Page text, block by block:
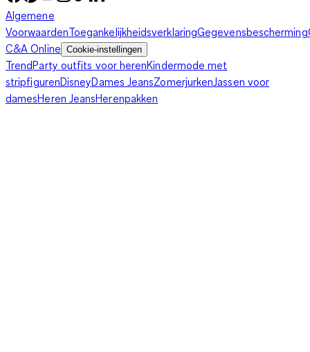
Algemene
VoorwaardenToegankelijkheidsverklaringGegevensbescherming
C&A Online Cookie-instellingen
TrendParty outfits voor herenKindermode met
stripfigurenDisneyDames JeansZomerjurkenJassen voor
damesHeren JeansHerenpakken